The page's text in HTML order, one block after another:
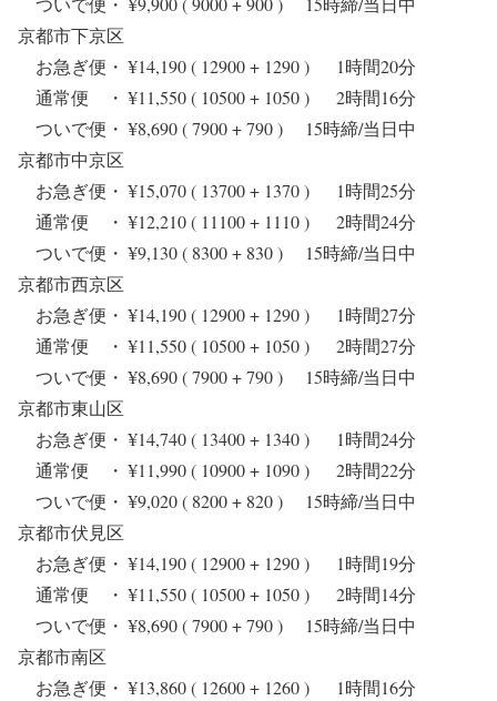
京都市下京区
お急ぎ便・ ¥14,190 ( 12900 + 1290 ) 1時間20分
通常便 ・ ¥11,550 ( 10500 + 1050 ) 2時間16分
ついで便・ ¥8,690 ( 7900 + 790 ) 15時締/当日中
京都市中京区
お急ぎ便・ ¥15,070 ( 13700 + 1370 ) 1時間25分
通常便 ・ ¥12,210 ( 11100 + 1110 ) 2時間24分
ついで便・ ¥9,130 ( 8300 + 830 ) 15時締/当日中
京都市西京区
お急ぎ便・ ¥14,190 ( 12900 + 1290 ) 1時間27分
通常便 ・ ¥11,550 ( 10500 + 1050 ) 2時間27分
ついで便・ ¥8,690 ( 7900 + 790 ) 15時締/当日中
京都市東山区
お急ぎ便・ ¥14,740 ( 13400 + 1340 ) 1時間24分
通常便 ・ ¥11,990 ( 10900 + 1090 ) 2時間22分
ついで便・ ¥9,020 ( 8200 + 820 ) 15時締/当日中
京都市伏見区
お急ぎ便・ ¥14,190 ( 12900 + 1290 ) 1時間19分
通常便 ・ ¥11,550 ( 10500 + 1050 ) 2時間14分
ついで便・ ¥8,690 ( 7900 + 790 ) 15時締/当日中
京都市南区
お急ぎ便・ ¥13,860 ( 12600 + 1260 ) 1時間16分